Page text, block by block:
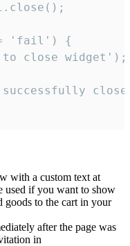
'fail') {
close widget');
with a custom text at
used if you want to show
goods to the cart in your
after the page was
in